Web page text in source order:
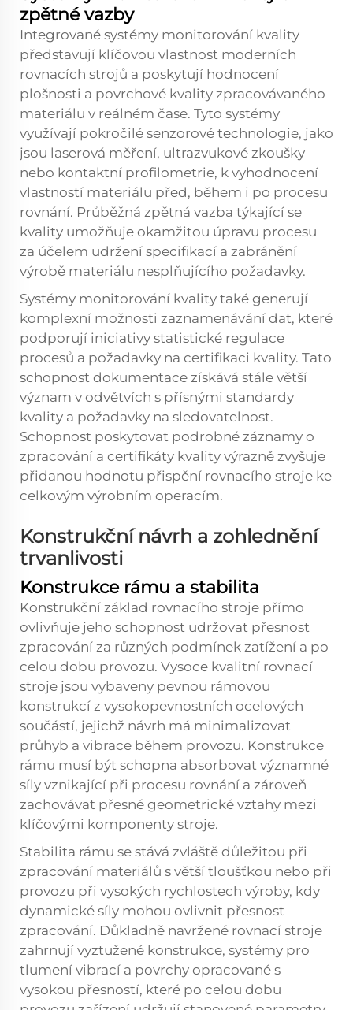
zpětné vazby
Integrované systémy monitorování kvality
představují klíčovou vlastnost moderních
rovnacích strojů a poskytují hodnocení
plošnosti a povrchové kvality zpracovávaného
materiálu v reálném čase. Tyto systémy
využívají pokročilé senzorové technologie, jako
jsou laserová měření, ultrazvukové zkoušky
nebo kontaktní profilometrie, k vyhodnocení
vlastností materiálu před, během i po procesu
rovnání. Průběžná zpětná vazba týkající se
kvality umožňuje okamžitou úpravu procesu
za účelem udržení specifikací a zabránění
výrobě materiálu nesplňujícího požadavky.
Systémy monitorování kvality také generují
komplexní možnosti zaznamenávání dat, které
podporují iniciativy statistické regulace
procesů a požadavky na certifikaci kvality. Tato
schopnost dokumentace získává stále větší
význam v odvětvích s přísnými standardy
kvality a požadavky na sledovatelnost.
Schopnost poskytovat podrobné záznamy o
zpracování a certifikáty kvality výrazně zvyšuje
přidanou hodnotu přispění rovnacího stroje ke
celkovým výrobním operacím.
Konstrukční návrh a zohlednění
trvanlivosti
Konstrukce rámu a stabilita
Konstrukční základ rovnacího stroje přímo
ovlivňuje jeho schopnost udržovat přesnost
zpracování za různých podmínek zatížení a po
celou dobu provozu. Vysoce kvalitní rovnací
stroje jsou vybaveny pevnou rámovou
konstrukcí z vysokopevnostních ocelových
součástí, jejichž návrh má minimalizovat
průhyb a vibrace během provozu. Konstrukce
rámu musí být schopna absorbovat významné
síly vznikající při procesu rovnání a zároveň
zachovávat přesné geometrické vztahy mezi
klíčovými komponenty stroje.
Stabilita rámu se stává zvláště důležitou při
zpracování materiálů s větší tloušťkou nebo při
provozu při vysokých rychlostech výroby, kdy
dynamické síly mohou ovlivnit přesnost
zpracování. Důkladně navržené rovnací stroje
zahrnují vyztužené konstrukce, systémy pro
tlumení vibrací a povrchy opracované s
vysokou přesností, které po celou dobu